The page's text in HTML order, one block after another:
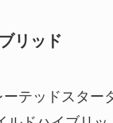
リッド
テッドスター